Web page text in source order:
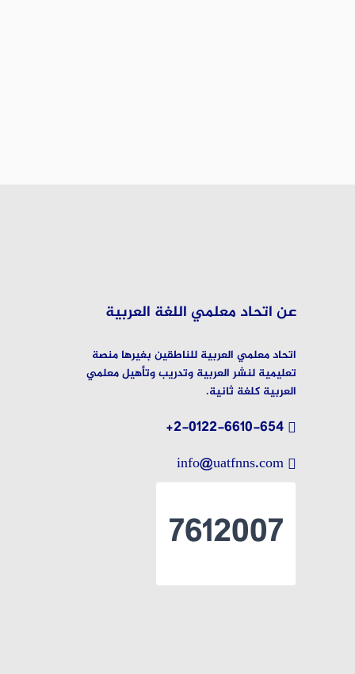
عن اتحاد معلمي اللغة العربية
اتحاد معلمي العربية للناطقين بغيرها منصة
تعليمية لنشر العربية وتدريب وتأهيل معلمي
العربية كلغة ثانية.
2-0122-6610-654+
info@uatfnns.com
7612007